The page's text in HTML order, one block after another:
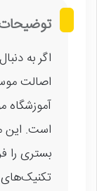
اگر به
اصالت
آموزشگاه
است. این
بستری را
تکنیک‌های